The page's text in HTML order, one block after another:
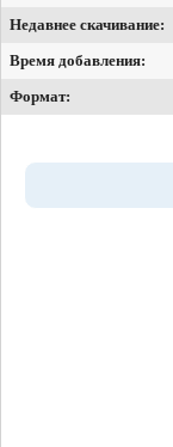
Недавнее скачивание:
Время добавления:
Формат: